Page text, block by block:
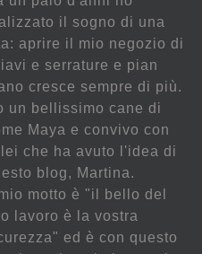
il sogno di una
aprire il mio negozio di
e serrature e pian
cresce sempre di più.
un bellissimo cane di
Maya e convivo con
che ha avuto l'idea di
blog, Martina.
mio motto è "il bello del
lavoro è la vostra
ed è con questo